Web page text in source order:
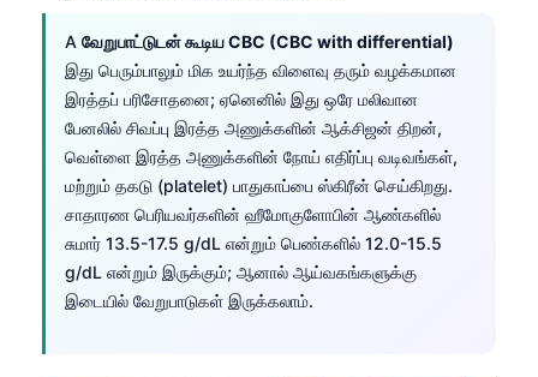
A வேறுபாட்டுடன் கூடிய CBC (CBC with differential)
இது பெரும்பாலும் மிக உயர்ந்த விளைவு தரும் வழக்கமான
இரத்தப் பரிசோதனை; ஏனெனில் இது ஒரே மலிவான
பேனலில் சிவப்பு இரத்த அணுக்களின் ஆக்சிஜன் திறன்,
வெள்ளை இரத்த அணுக்களின் நோய் எதிர்ப்பு வடிவங்கள்,
மற்றும் தகடு (platelet) பாதுகாப்பை ஸ்கிரீன் செய்கிறது.
சாதாரண பெரியவர்களின் ஹீமோகுளோபின் ஆண்களில்
சுமார் 13.5-17.5 g/dL என்றும் பெண்களில் 12.0-15.5
g/dL என்றும் இருக்கும்; ஆனால் ஆய்வகங்களுக்கு
இடையில் வேறுபாடுகள் இருக்கலாம்.